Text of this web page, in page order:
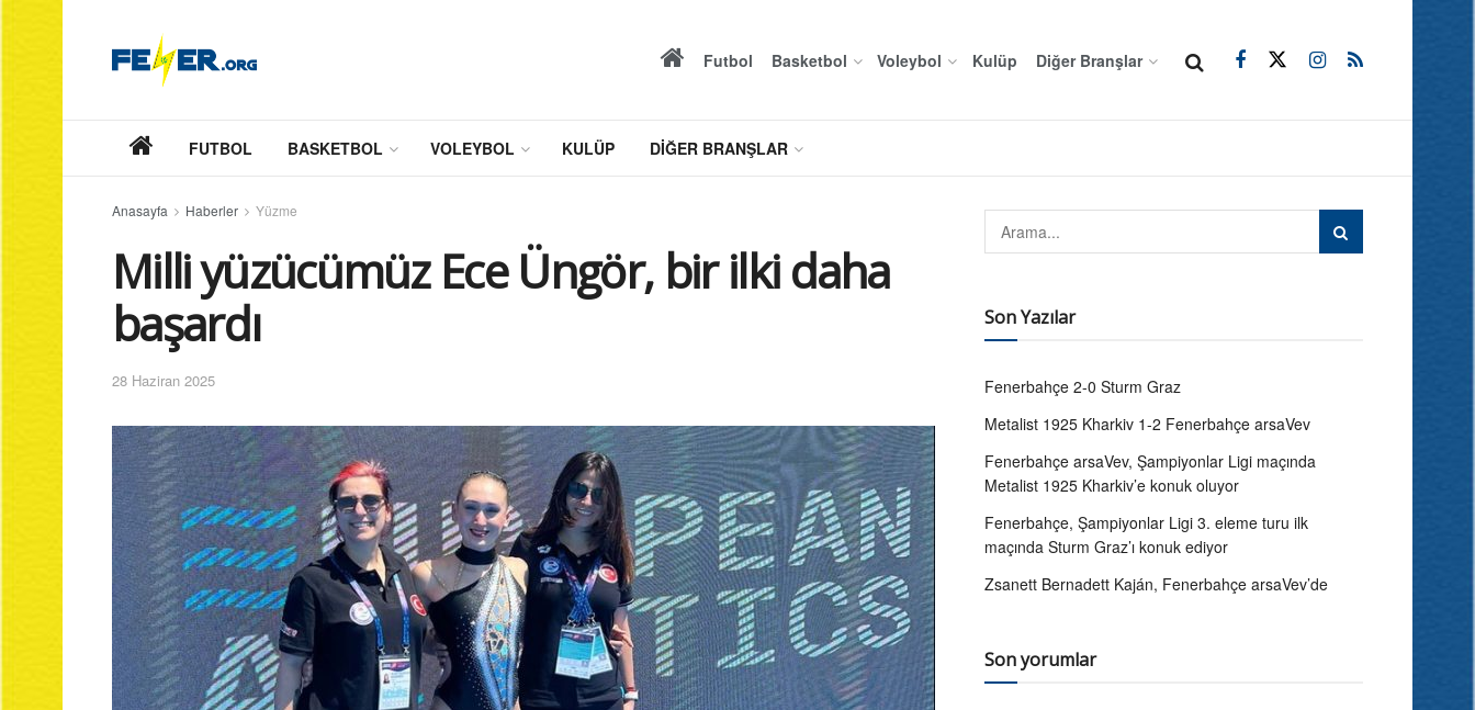
Futbol Basketbol Voleybol Kulüp Diğer Branşlar
FUTBOL BASKETBOL VOLEYBOL KULÜP DIĞER BRANŞLAR
Anasayfa Haberler Yüzme
Milli yüzücümüz Ece Üngör, bir ilki daha
başardı
28 Haziran 2025
Son Yazılar
Fenerbahçe 2-0 Sturm Graz
Metalist 1925 Kharkiv 1-2 Fenerbahçe arsaVev
Fenerbahçe arsaVev, Şampiyonlar Ligi maçında
Metalist 1925 Kharkiv’e konuk oluyor
Fenerbahçe, Şampiyonlar Ligi 3. eleme turu ilk
maçında Sturm Graz’ı konuk ediyor
Zsanett Bernadett Kaján, Fenerbahçe arsaVev’de
Son yorumlar